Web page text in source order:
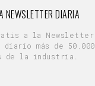
NEWSLETTER DIARIA
a la Newsletter
diario más de 50.000
de la industria.